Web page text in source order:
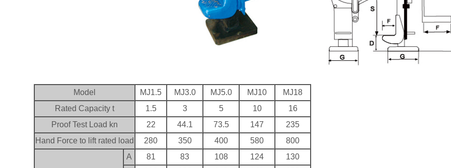
Model MJ1.5 MJ3.0 MJ5.0 MJ10
MJ18
Rated Capacity t
1.5 3 5 10
16
Proof Test Load kn
22 44.1 73.5 147
235
Hand Force to lift rated load
280 350 400 580 800
A 81 83 108 124
130